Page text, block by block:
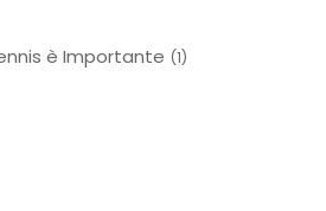
è Importante (1)